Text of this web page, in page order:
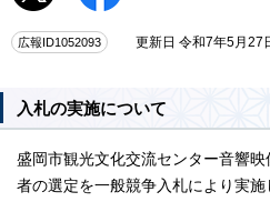
広報ID1052093 更新日 令和7年5月27
入札の実施について
盛岡市観光文化交流センター音響
者の選定を一般競争入札により実施